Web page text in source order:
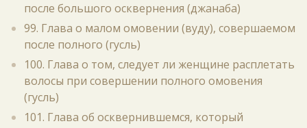
после большого осквернения (джанаба)
99. Глава о малом омовении (вуду), совершаемом
после полного (гусль)
100. Глава о том, следует ли женщине расплетать
волосы при совершении полного омовения
(гусль)
101. Глава об осквернившемся, который